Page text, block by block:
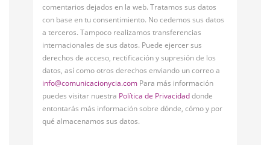
comentarios dejados en la web. Tratamos sus datos
con base en tu consentimiento. No cedemos sus datos
a terceros. Tampoco realizamos transferencias
internacionales de sus datos. Puede ejercer sus
derechos de acceso, rectificación y supresión de los
datos, así como otros derechos enviando un correo a
info@comunicacionycia.com Para más información
puedes visitar nuestra Política de Privacidaddonde
entontarás más información sobre dónde, cómo y por
qué almacenamos sus datos.